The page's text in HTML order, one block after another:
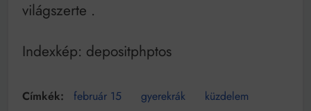
világszerte .
Indexkép: depositphptos
február 15 gyerekrák
küzdelem